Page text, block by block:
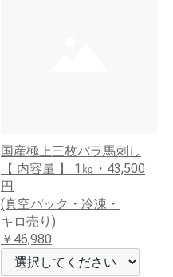
国産極上三枚バラ馬刺し
【 内容量 】 1㎏・43,500
円
(真空パック・冷凍・
キロ売り)
￥46,980